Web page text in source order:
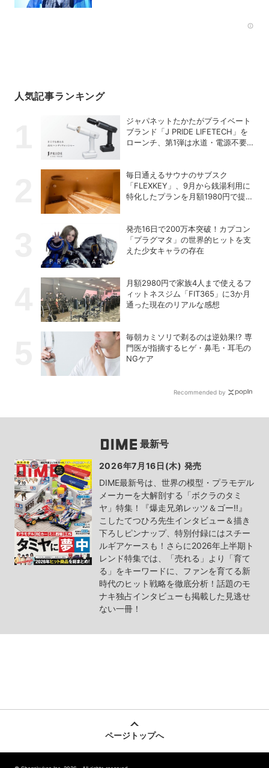
人気記事ランキング
ジャパネットたかたがプライベート
ブランド「J PRIDE LIFETECH」を
ローンチ、第1弾は水道・電源不要
毎日通えるサウナのサブスク
「FLEXKEY」、9月から銭湯利用に
特化したプランを月額1980円で提供
発売16日で200万本突破！カプコン
「プラグマタ」の世界的ヒットを支
えた少女キャラの存在
月額2980円で家族4人まで使えるフ
ィットネスジム「FIT365」に3か月
通った現在のリアルな感想
毎朝カミソリで剃るのは逆効果!? 専
門医が指摘するヒゲ・鼻毛・耳毛の
NGケア
Recommended by
最新号
2026年7月16日(木) 発売
DIME最新号は、世界の模型・プラモデル
メーカーを大解剖する「ボクラのタミ
ヤ」特集！『爆走兄弟レッツ＆ゴー!!』
こしたてつひろ先生インタビュー＆描き
下ろしピンナップ、特別付録にはスチー
ルギアケースも！さらに2026年上半期ト
レンド特集では、「売れる」より「育て
る」をキーワードに、ファンを育てる新
時代のヒット戦略を徹底分析！話題のモ
ナキ独占インタビューも掲載した見逃せ
ない一冊！
ページトップへ